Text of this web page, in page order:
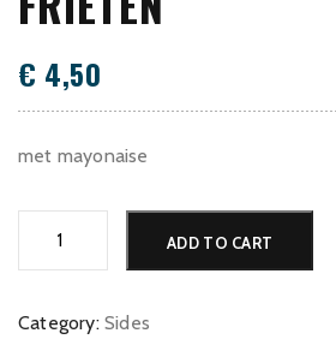
€ 4,50
met mayonaise
ADD TO CART
Category: Sides